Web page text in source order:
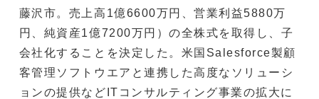
藤沢市。売上高1億6600万円、営業利益5880万
円、純資産1億7200万円）の全株式を取得し、子
会社化することを決定した。米国Salesforce製顧
客管理ソフトウエアと連携した高度なソリューシ
ョンの提供などITコンサルティング事業の拡大に